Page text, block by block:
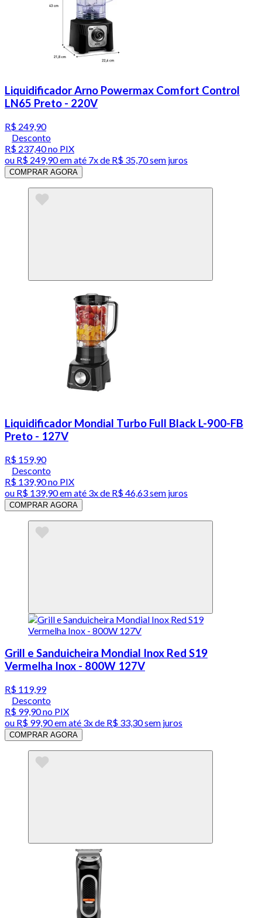
Liquidificador Arno Powermax Comfort Control
LN65 Preto - 220V
R$ 249,90
Desconto
R$ 237,40no PIX
ou R$ 249,90em até 7x de R$ 35,70 sem juros
COMPRAR AGORA
Liquidificador Mondial Turbo Full Black L-900-FB
Preto - 127V
R$ 159,90
Desconto
R$ 139,90no PIX
ou R$ 139,90em até 3x de R$ 46,63 sem juros
COMPRAR AGORA
Grill e Sanduicheira Mondial Inox Red S19
Vermelha Inox - 800W 127V
R$ 119,99
Desconto
R$ 99,90no PIX
ou R$ 99,90em até 3x de R$ 33,30 sem juros
COMPRAR AGORA